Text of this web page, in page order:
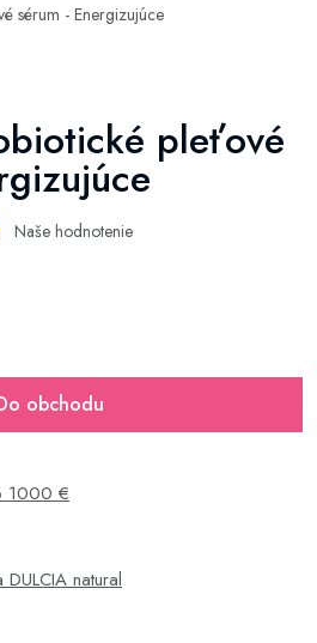
pleťové
Naše hodnotenie
obchodu
1000 €
natural